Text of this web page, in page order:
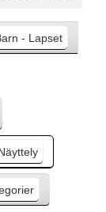
- Lapset